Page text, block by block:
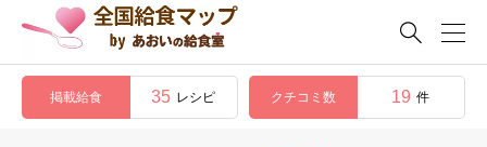

掲載給食 35 レシピ クチコミ数 19 件